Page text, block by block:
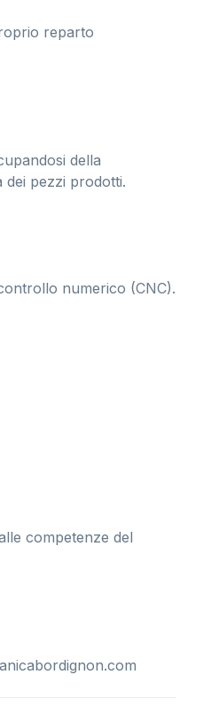
reparto
della
dei pezzi prodotti.
numerico (CNC).
competenze del